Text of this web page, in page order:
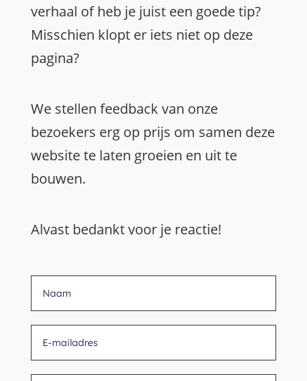
verhaal of heb je juist een goede tip?
Misschien klopt er iets niet op deze
pagina?
We stellen feedback van onze
bezoekers erg op prijs om samen deze
website te laten groeien en uit te
bouwen.
Alvast bedankt voor je reactie!